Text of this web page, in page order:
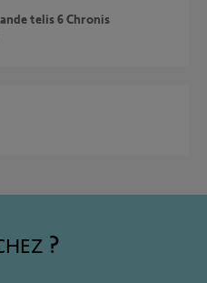
telis 6 Chronis